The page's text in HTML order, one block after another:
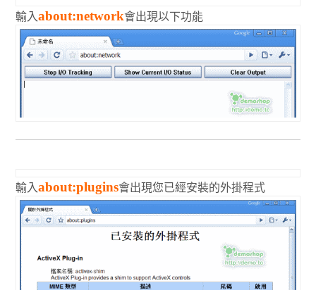
輸入about:network會出現以下功能
輸入about:plugins會出現您已經安裝的外掛程式